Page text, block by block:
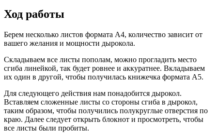
Ход работы
Берем несколько листов формата А4, количество зависит от
вашего желания и мощности дырокола.
Складываем все листы пополам, можно прогладить место
сгиба линейкой, так будет ровнее и аккуратнее. Вкладываем
их один в другой, чтобы получилась книжечка формата А5.
Для следующего действия нам понадобится дырокол.
Вставляем сложенные листы со стороны сгиба в дырокол,
таким образом, чтобы получились полукруглые отверстия по
краю. Далее следует открыть блокнот и просмотреть, чтобы
все листы были пробиты.